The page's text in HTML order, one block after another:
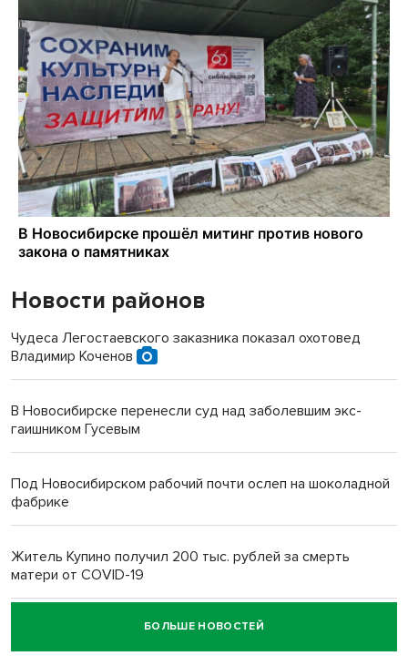
Новости районов
Чудеса Легостаевского заказника показал охотовед
Владимир Коченов
В Новосибирске перенесли суд над заболевшим экс-
гаишником Гусевым
Под Новосибирском рабочий почти ослеп на шоколадной
фабрике
Житель Купино получил 200 тыс. рублей за смерть
матери от COVID-19
Новосибирский суд наказал водителя за смерть
пенсионерки на вокзале
БОЛЬШЕ НОВОСТЕЙ